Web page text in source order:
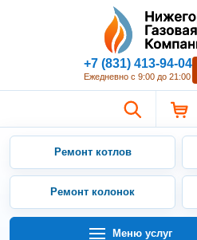
+7 (831) 413-94-04
Ежедневно с 9:00 до 21:00
Ремонт котлов
Ремонт колонок
Меню услуг